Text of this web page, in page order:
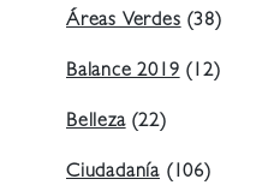
Áreas Verdes(38)
Balance 2019(12)
Belleza(22)
Ciudadanía (106)